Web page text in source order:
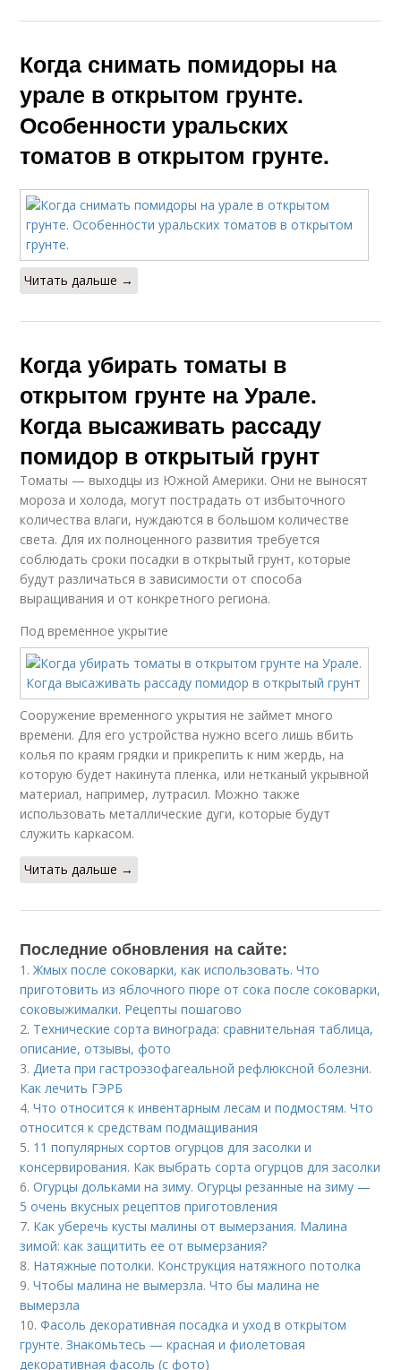
Когда снимать помидоры на
урале в открытом грунте.
Особенности уральских
томатов в открытом грунте.
Читать дальше →
Когда убирать томаты в
открытом грунте на Урале.
Когда высаживать рассаду
помидор в открытый грунт
Томаты — выходцы из Южной Америки. Они не выносят
мороза и холода, могут пострадать от избыточного
количества влаги, нуждаются в большом количестве
света. Для их полноценного развития требуется
соблюдать сроки посадки в открытый грунт, которые
будут различаться в зависимости от способа
выращивания и от конкретного региона.
Под временное укрытие
Сооружение временного укрытия не займет много
времени. Для его устройства нужно всего лишь вбить
колья по краям грядки и прикрепить к ним жердь, на
которую будет накинута пленка, или нетканый укрывной
материал, например, лутрасил. Можно также
использовать металлические дуги, которые будут
служить каркасом.
Читать дальше →
Последние обновления на сайте:
1.Жмых после соковарки, как использовать. Что
приготовить из яблочного пюре от сока после соковарки,
соковыжималки. Рецепты пошагово
2. Технические сорта винограда: сравнительная таблица,
описание, отзывы, фото
3.Диета при гастроэзофагеальной рефлюксной болезни.
Как лечить ГЭРБ
4.Что относится к инвентарным лесам и подмостям. Что
относится к средствам подмащивания
5. 11 популярных сортов огурцов для засолки и
консервирования. Как выбрать сорта огурцов для засолки
6.Огурцы дольками на зиму. Огурцы резанные на зиму —
5 очень вкусных рецептов приготовления
7. Как уберечь кусты малины от вымерзания. Малина
зимой: как защитить ее от вымерзания?
8. Натяжные потолки. Конструкция натяжного потолка
9.Чтобы малина не вымерзла. Что бы малина не
вымерзла
10.Фасоль декоративная посадка и уход в открытом
грунте. Знакомьтесь — красная и фиолетовая
декоративная фасоль (с фото)